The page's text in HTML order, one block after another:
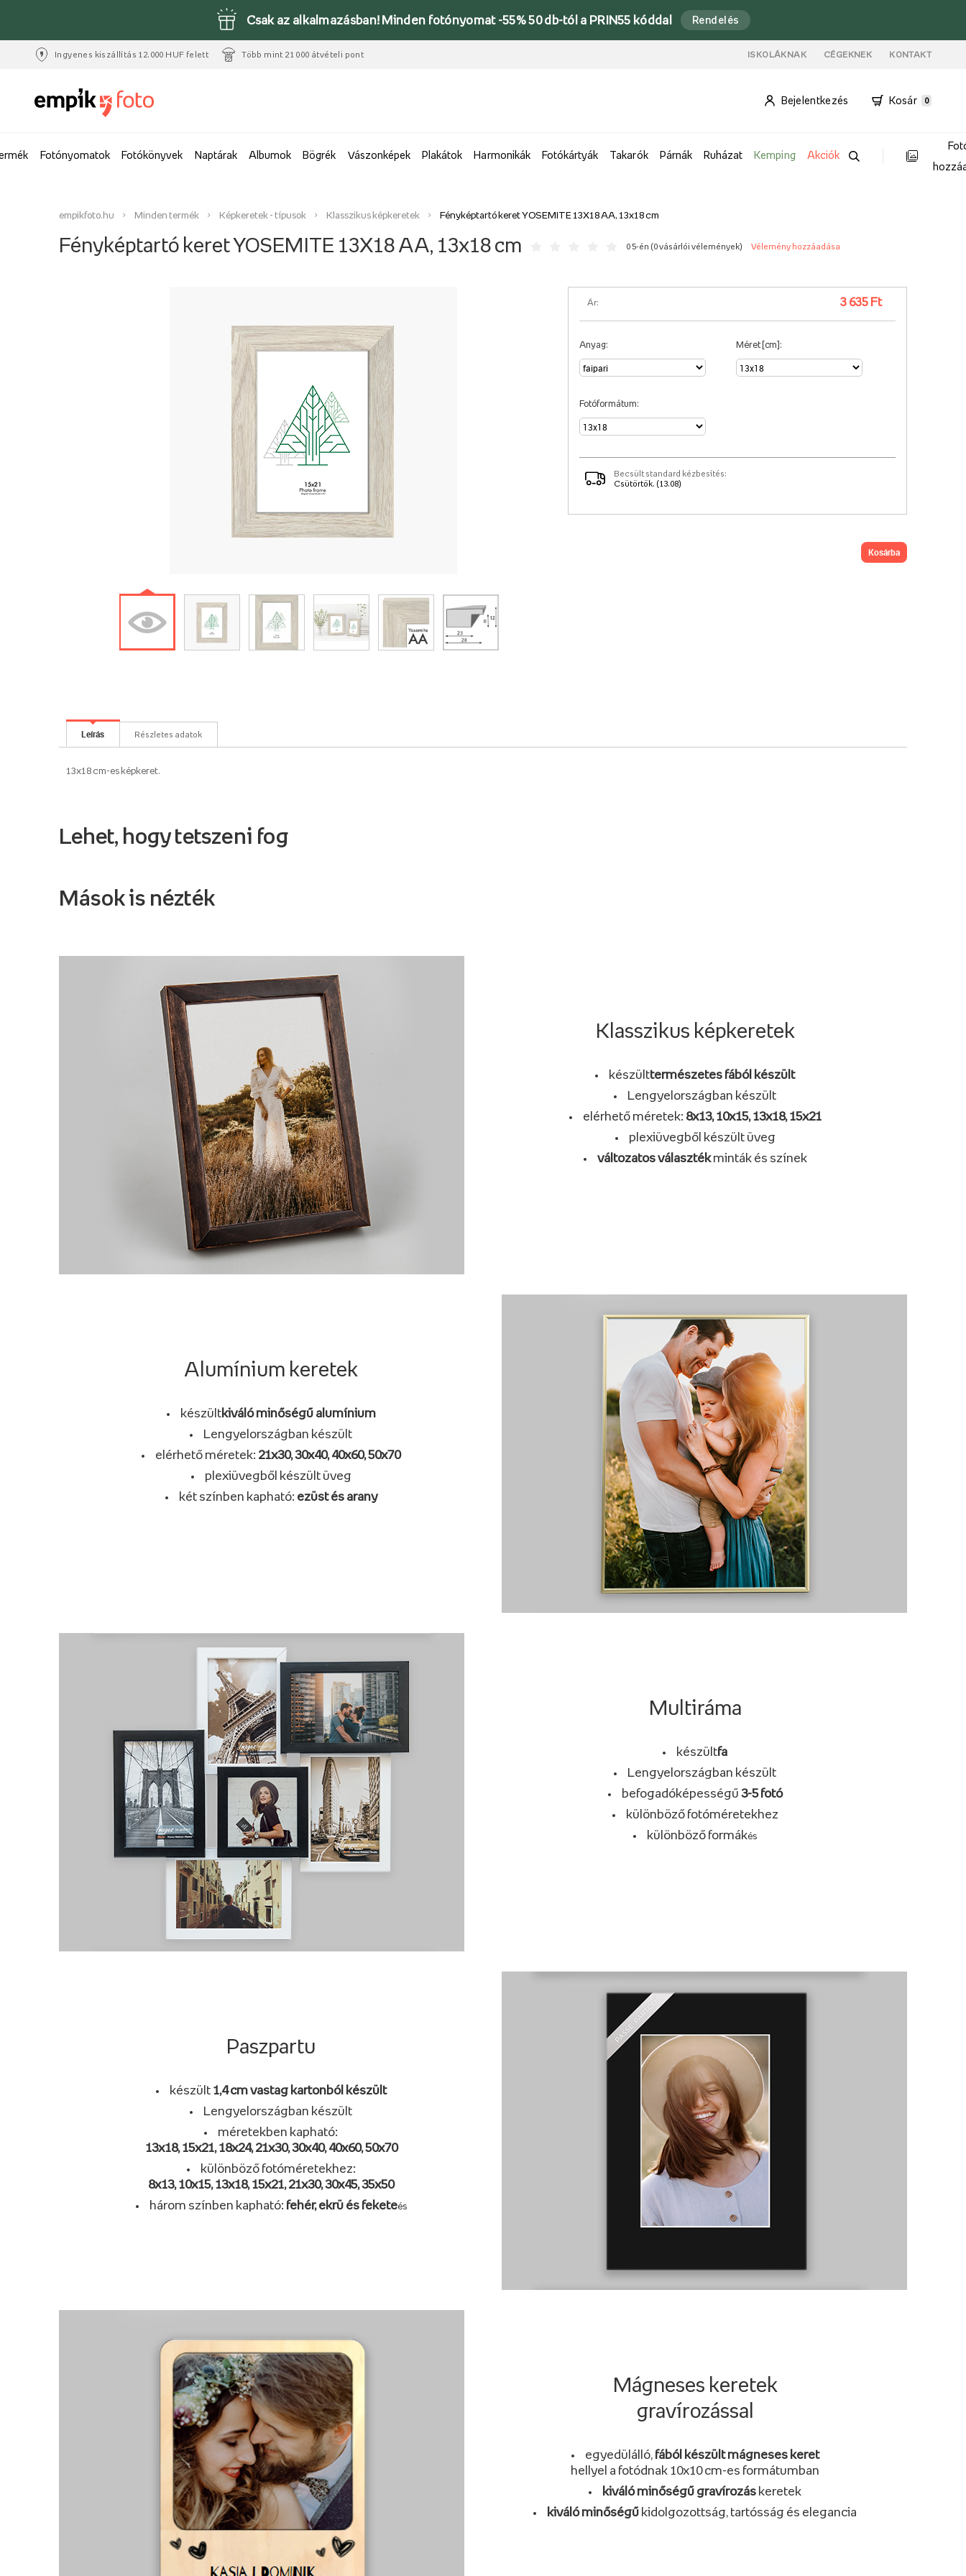
Csak az alkalmazásban! Minden fotónyomat -55% 50 db-tól a PRIN55 kóddal Rendelés
Ingyenes kiszállítás 12.000 HUF felett Több mint 21 000 átvételi pont ISKOLÁKNAK CÉGEKNEK KONTAKT
Bejelentkezés Kosár 0
Fotónyomatok Fotókönyvek Naptárak Albumok Bögrék Vászonképek Plakátok Harmonikák Fotókártyák Takarók Párnák Ruházat Kemping Akciók
empikfoto.hu Minden termék Képkeretek - típusok Klasszikus képkeretek Fényképtartó keret YOSEMITE 13X18 AA, 13x18 cm
Fényképtartó keret YOSEMITE 13X18 AA, 13x18 cm 0 5-én (0 vásárlói vélemények) Vélemény hozzáadása
Ár: 3 635 Ft
Anyag: Méret [cm]:
Fotóformátum:
Becsült standard kézbesítés:
Csütörtök. (13.08)
kosárba
Leírás Részletes adatok
13x18 cm-es képkeret.
Lehet, hogy tetszeni fog
Mások is nézték
Klasszikus képkeretek
készülttermészetes fából készült
Lengyelországban készült
elérhető méretek: 8x13, 10x15, 13x18, 15x21
plexiüvegből készült üveg
változatos választékminták és színek
Alumínium keretek
készültkiváló minőségű alumínium
Lengyelországban készült
elérhető méretek: 21x30, 30x40, 40x60, 50x70
plexiüvegből készült üveg
két színben kapható: ezüst és arany
Multiráma
készültfa
Lengyelországban készült
befogadóképességű 3-5 fotó
különböző fotóméretekhez
különböző formákés
Paszpartu
készült 1,4 cm vastag kartonból készült
Lengyelországban készült
méretekben kapható:
13x18, 15x21, 18x24, 21x30, 30x40, 40x60, 50x70
különböző fotóméretekhez:
8x13, 10x15, 13x18, 15x21, 21x30, 30x45, 35x50
három színben kapható: fehér, ekrü és feketeés
Mágneses keretek
gravírozással
egyedülálló, fából készült mágneses keret
hellyel a fotódnak 10x10 cm-es formátumban
kiváló minőségű gravírozás keretek
kiváló minőségű kidolgozottság, tartósság és elegancia